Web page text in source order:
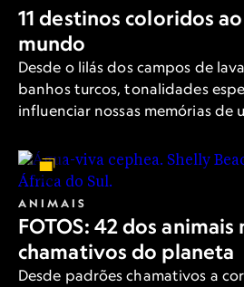
11 destinos coloridos
mundo
Desde o lilás dos campos de
banhos turcos, tonalidades
influenciar nossas memórias de
ANIMAIS
FOTOS: 42 dos animais
chamativos do planeta
Desde padrões chamativos a